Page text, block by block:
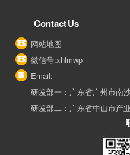
Contact Us
网站地图
微信号:xhlmwp
Email:
研发部一：广东省广州市南
研发部二：广东省中山市产